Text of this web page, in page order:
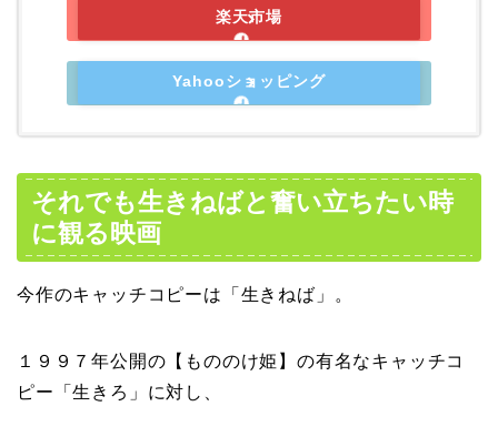
楽天市場
Yahooショッピング
それでも生きねばと奮い立ちたい時
に観る映画
今作のキャッチコピーは「生きねば」。
１９９７年公開の【もののけ姫】の有名なキャッチコ
ピー「生きろ」に対し、